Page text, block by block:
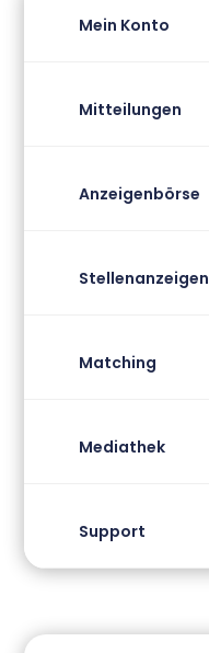
Mein Konto
Mitteilungen
Anzeigenbörse
Stellenanzeigen
Matching
Mediathek
Support